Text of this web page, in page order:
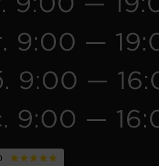
9:00 —
9:00 —
9:00 —
9:00 —